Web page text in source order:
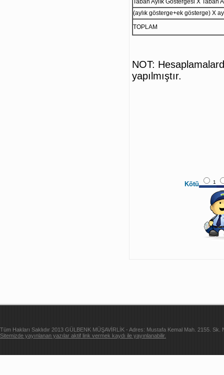
Taban Aylık Göstergesi X Taban
(aylık gösterge+ek gösterge) X
TOPLAM
NOT:
yapılmıştır.
Kötü 1
Tüm Hakları Saklıdır 2013 GÜLBENK MÜŞAVİRLİK - Adres: Mustafa Kemal Mah. 2155.
Sitemizde yayınlanan yazılar aktif link vermek kaydı ile yayınlanabilir.